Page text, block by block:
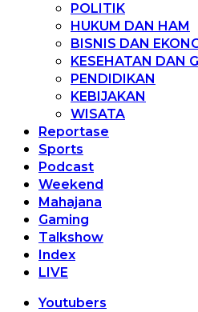
POLITIK
HUKUM DAN HAM
BISNIS DAN
KESEHATAN DAN
PENDIDIKAN
KEBIJAKAN
WISATA
Reportase
Sports
Podcast
Weekend
Mahajana
Gaming
Talkshow
Index
LIVE
Youtubers